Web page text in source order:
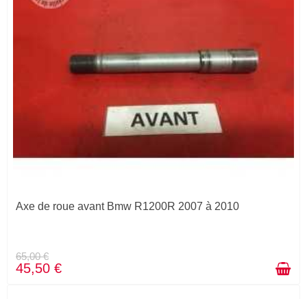
Axe de roue avant Bmw R1200R 2007 à 2010
65,00 €
45,50 €